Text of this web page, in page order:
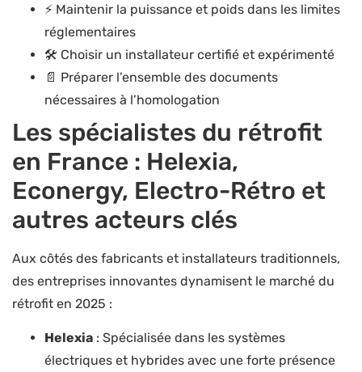
⚡ Maintenir la puissance et poids dans les limites
réglementaires
🛠️ Choisir un installateur certifié et expérimenté
📄 Préparer l’ensemble des documents
nécessaires à l’homologation
Les spécialistes du rétrofit
en France : Helexia,
Econergy, Electro-Rétro et
autres acteurs clés
Aux côtés des fabricants et installateurs traditionnels,
des entreprises innovantes dynamisent le marché du
rétrofit en 2025 :
Helexia : Spécialisée dans les systèmes
électriques et hybrides avec une forte présence